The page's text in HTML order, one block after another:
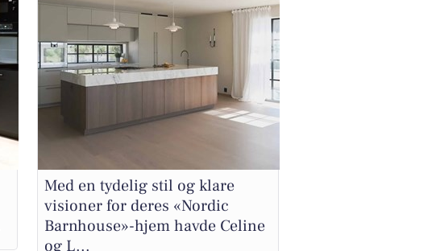
Med en tydelig stil og klare
visioner for deres «Nordic
Barnhouse»-hjem havde Celine
og L...